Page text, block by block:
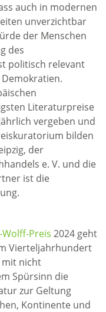
auch in modernen
unverzichtbar
der Menschen
des
politisch relevant
Literaturpreise
vergeben und
bilden
der
e. V. und die
ist die
Preis 2024 geht
Vierteljahrhundert
mit nicht
Spürsinn die
zur Geltung
Kontinente und